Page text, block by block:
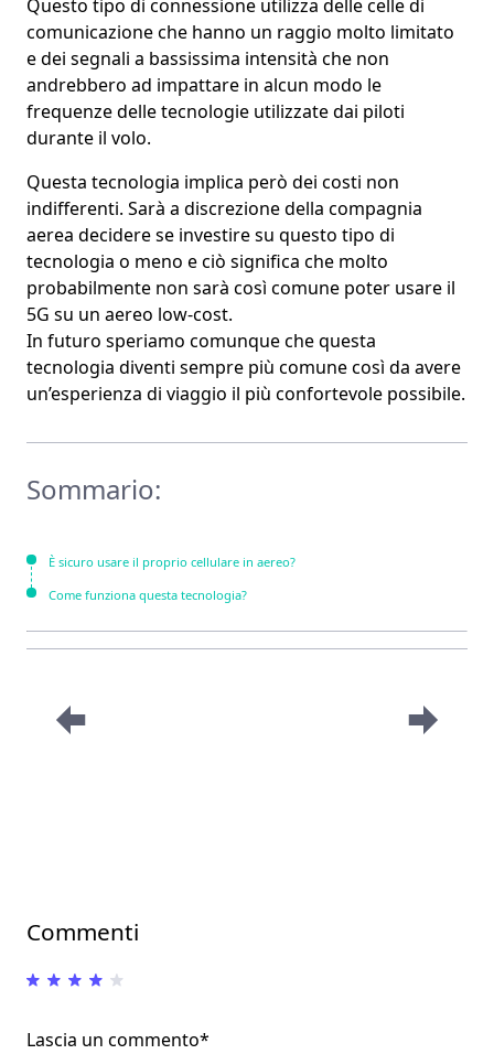
Sommario:
È sicuro usare il proprio cellulare in aereo?
Come funziona questa tecnologia?
Questo tipo di connessione utilizza dellecelle di
comunicazioneche hanno un raggio molto limitato
e dei segnali a bassissima intensità che non
andrebbero ad impattare in alcun modo le
frequenzedelle tecnologie utilizzate dai piloti
durante il volo.
Questa tecnologia implica però dei costi non
indifferenti. Sarà a discrezione della compagnia
aerea decidere se investire su questo tipo di
tecnologia o meno e ciò significa che molto
probabilmente non sarà così comune poter usare il
5G su un aereo low-cost.
In futuro speriamo comunque che questa
tecnologia diventi sempre più comune così da avere
un’esperienza di viaggio il più confortevole possibile.
Commenti
Lascia un commento*